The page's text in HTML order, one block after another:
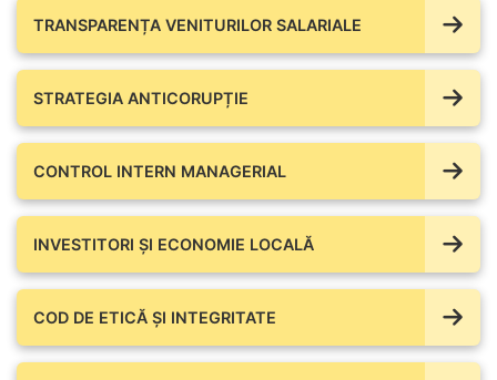
TRANSPARENȚA VENITURILOR SALARIALE
STRATEGIA ANTICORUPȚIE
CONTROL INTERN MANAGERIAL
INVESTITORI ȘI ECONOMIE LOCALĂ
COD DE ETICĂ ȘI INTEGRITATE